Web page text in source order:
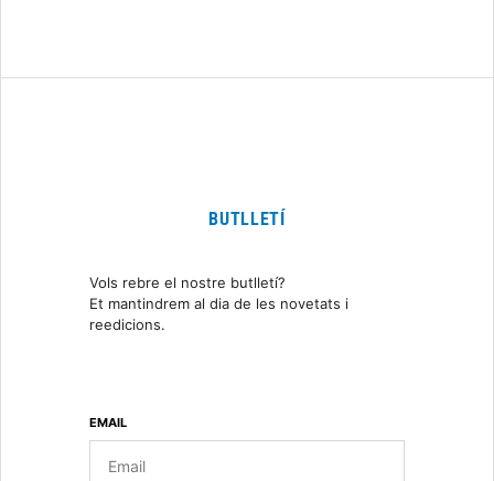
BUTLLETÍ
Vols rebre el nostre butlletí?
Et mantindrem al dia de les novetats i
reedicions.
EMAIL